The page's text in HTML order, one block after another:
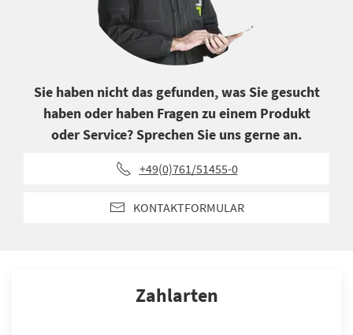
Sie haben nicht das gefunden, was Sie gesucht
haben oder haben Fragen zu einem Produkt
oder Service? Sprechen Sie uns gerne an.
+49(0)761/51455-0
KONTAKTFORMULAR
Zahlarten